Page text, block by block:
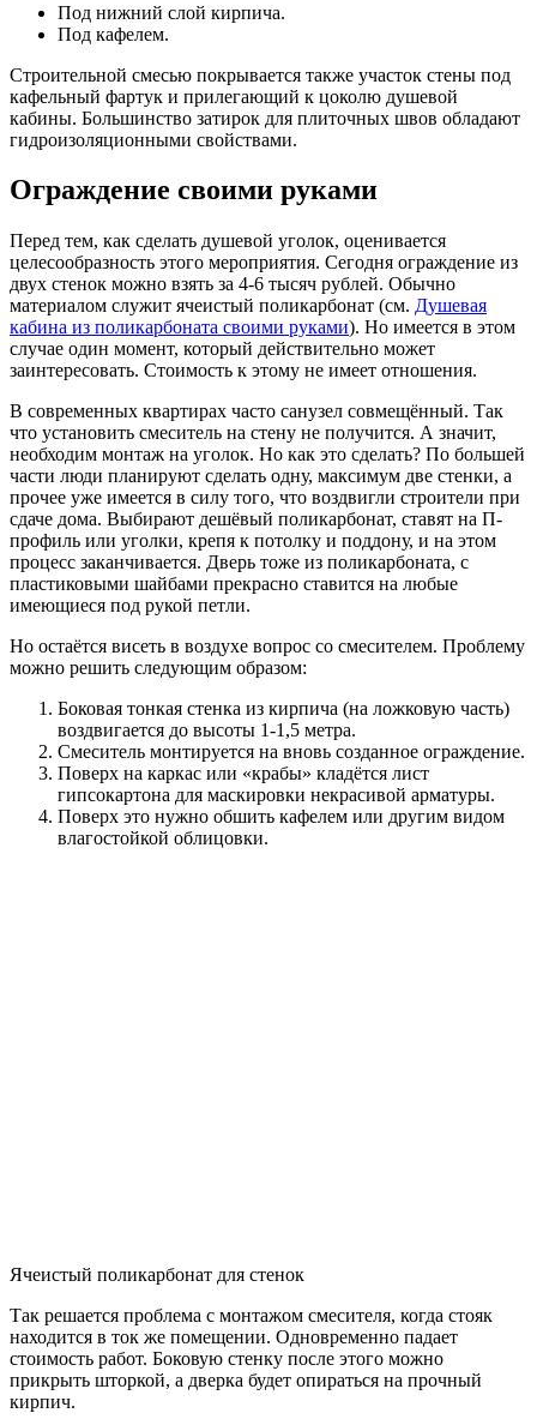
Под нижний слой кирпича.
Под кафелем.
Строительной смесью покрывается также участок стены под
кафельный фартук и прилегающий к цоколю душевой
кабины. Большинство затирок для плиточных швов обладают
гидроизоляционными свойствами.
Ограждение своими руками
Перед тем, как сделать душевой уголок, оценивается
целесообразность этого мероприятия. Сегодня ограждение из
двух стенок можно взять за 4-6 тысяч рублей. Обычно
материалом служит ячеистый поликарбонат (см. Душевая
кабина из поликарбоната своими руками). Но имеется в этом
случае один момент, который действительно может
заинтересовать. Стоимость к этому не имеет отношения.
В современных квартирах часто санузел совмещённый. Так
что установить смеситель на стену не получится. А значит,
необходим монтаж на уголок. Но как это сделать? По большей
части люди планируют сделать одну, максимум две стенки, а
прочее уже имеется в силу того, что воздвигли строители при
сдаче дома. Выбирают дешёвый поликарбонат, ставят на П-
профиль или уголки, крепя к потолку и поддону, и на этом
процесс заканчивается. Дверь тоже из поликарбоната, с
пластиковыми шайбами прекрасно ставится на любые
имеющиеся под рукой петли.
Но остаётся висеть в воздухе вопрос со смесителем. Проблему
можно решить следующим образом:
Боковая тонкая стенка из кирпича (на ложковую часть)
воздвигается до высоты 1-1,5 метра.
Смеситель монтируется на вновь созданное ограждение.
Поверх на каркас или «крабы» кладётся лист
гипсокартона для маскировки некрасивой арматуры.
Поверх это нужно обшить кафелем или другим видом
влагостойкой облицовки.
Ячеистый поликарбонат для стенок
Так решается проблема с монтажом смесителя, когда стояк
находится в ток же помещении. Одновременно падает
стоимость работ. Боковую стенку после этого можно
прикрыть шторкой, а дверка будет опираться на прочный
кирпич.